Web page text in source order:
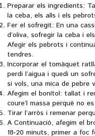
Preparar els ingredients:
la ceba, els alls i els
Fer el sofregit: En una
d’oliva, sofregir la ceba i
Afegir els pebrots i
tendres.
Incorporar el tomàquet
perdi l’aigua i quedi un
si vols, una mica de pebre
Afegim el bonítol: tallat i
coure’l massa perquè no
Tirar l’arròs i remenar
A Continuació, afegim el
18-20 minuts, primer a foc